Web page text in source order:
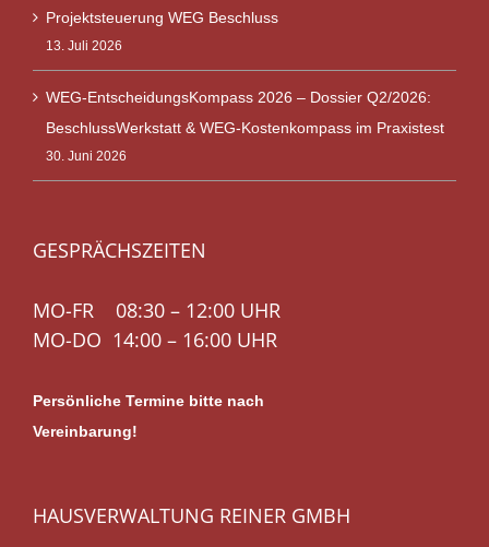
Projektsteuerung WEG Beschluss
13. Juli 2026
WEG-EntscheidungsKompass 2026 – Dossier Q2/2026:
BeschlussWerkstatt & WEG-Kostenkompass im Praxistest
30. Juni 2026
GESPRÄCHSZEITEN
MO-FR 08:30 – 12:00 UHR
MO-DO 14:00 – 16:00 UHR
Persönliche Termine bitte nach
Vereinbarung!
HAUSVERWALTUNG REINER GMBH